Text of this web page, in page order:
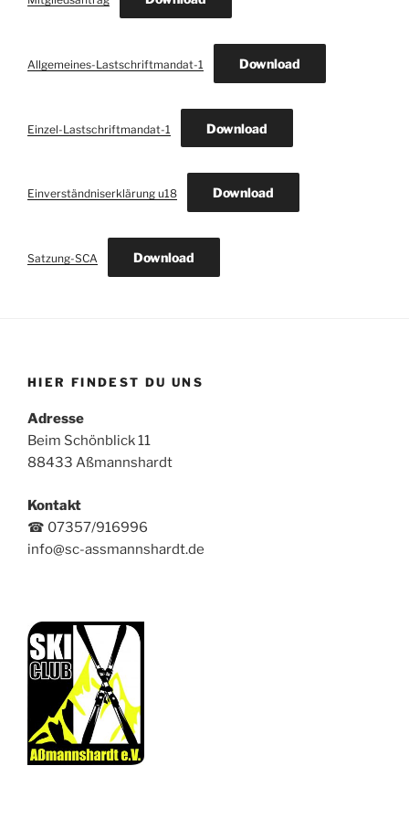
Allgemeines-Lastschriftmandat-1 Download
Einzel-Lastschriftmandat-1 Download
Einverständniserklärung u18 Download
Satzung-SCA Download
HIER FINDEST DU UNS
Adresse
Beim Schönblick 11
88433 Aßmannshardt
Kontakt
☎ 07357/916996
info@sc-assmannshardt.de